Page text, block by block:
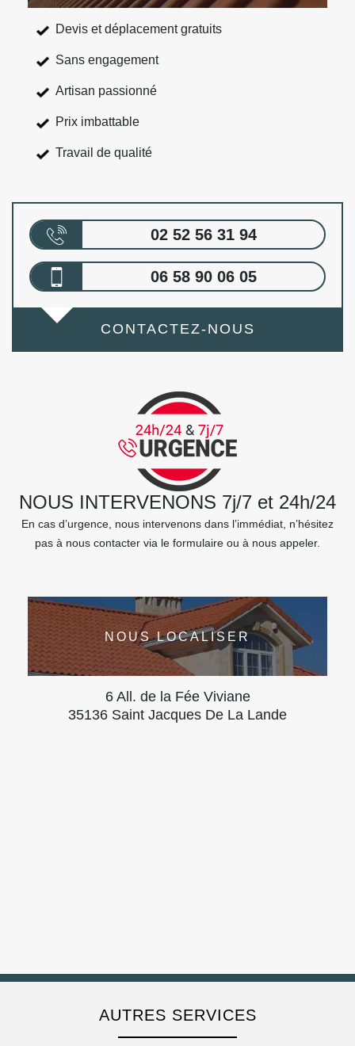
Devis et déplacement gratuits
Sans engagement
Artisan passionné
Prix imbattable
Travail de qualité
02 52 56 31 94
06 58 90 06 05
CONTACTEZ-NOUS
NOUS INTERVENONS 7j/7 et 24h/24
En cas d’urgence, nous intervenons dans l’immédiat, n’hésitez
pas à nous contacter via le formulaire ou à nous appeler.
NOUS LOCALISER
6 All. de la Fée Viviane
35136 Saint Jacques De La Lande
AUTRES SERVICES